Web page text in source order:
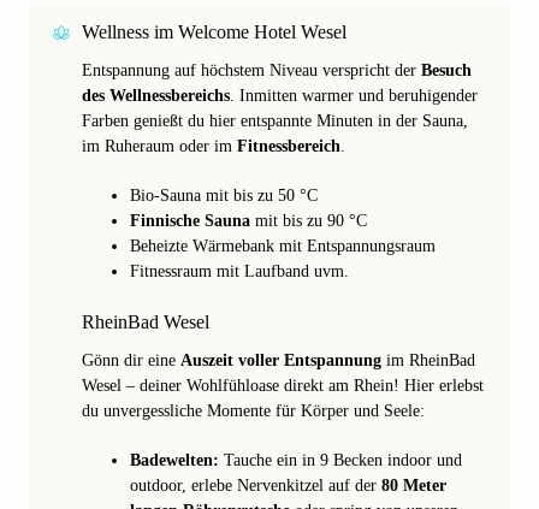
Wellness im Welcome Hotel Wesel
Entspannung auf höchstem Niveau verspricht der Besuch
des Wellnessbereichs. Inmitten warmer und beruhigender
Farben genießt du hier entspannte Minuten in der Sauna,
im Ruheraum oder im Fitnessbereich.
Bio-Sauna mit bis zu 50 °C
Finnische Sauna mit bis zu 90 °C
Beheizte Wärmebank mit Entspannungsraum
Fitnessraum mit Laufband uvm.
RheinBad Wesel
Gönn dir eine Auszeit voller Entspannung im RheinBad
Wesel – deiner Wohlfühloase direkt am Rhein! Hier erlebst
du unvergessliche Momente für Körper und Seele:
Badewelten: Tauche ein in 9 Becken indoor und
outdoor, erlebe Nervenkitzel auf der 80 Meter